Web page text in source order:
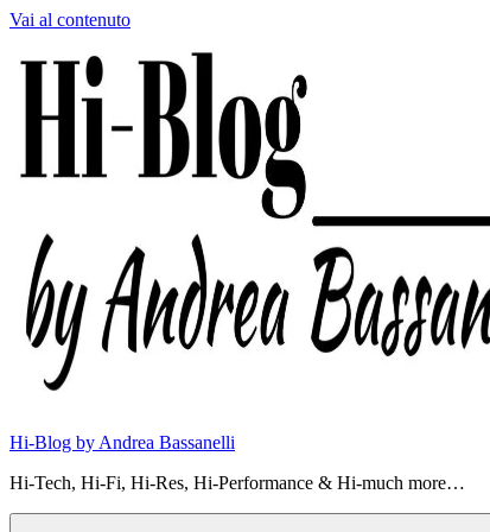
Vai al contenuto
Hi-Blog by Andrea Bassanelli
Hi-Tech, Hi-Fi, Hi-Res, Hi-Performance & Hi-much more…